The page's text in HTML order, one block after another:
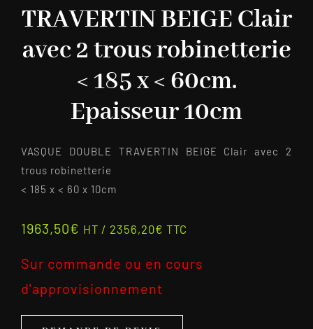
TRAVERTIN BEIGE Clair
avec 2 trous robinetterie
< 185 x < 60cm.
Epaisseur 10cm
VASQUE DOUBLE TRAVERTIN BEIGE Clair avec 2
trous robinetterie
< 185 x < 60 x 10cm
1963,50€ HT / 2356,20€ TTC
Sur commande ou en cours
d'approvisionnement